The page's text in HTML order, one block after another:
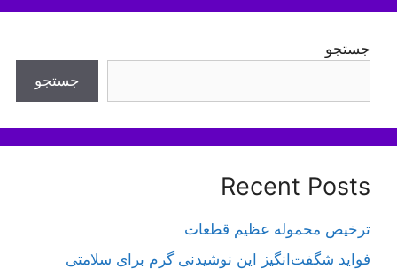
جستجو
جستجو
Recent Posts
ترخیص محموله عظیم قطعات
فواید شگفت‌انگیز این نوشیدنی گرم برای سلامتی